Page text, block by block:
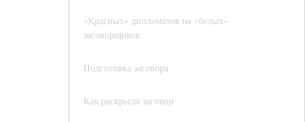
«Красных» дипломатов на «белых»
заговорщиков
Подготовка заговора
Как раскрыли заговор